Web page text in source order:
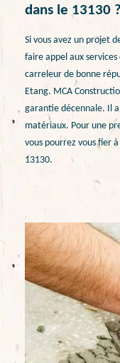
dans le 13130 ?
Si vous avez un projet
faire appel aux services
carreleur de bonne
Etang. MCA
garantie décennale. Il
matériaux. Pour une
vous pourrez vous fier
13130.